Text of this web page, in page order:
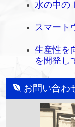
水の中の
スマート
生産性を
を開発し
お問い合わ